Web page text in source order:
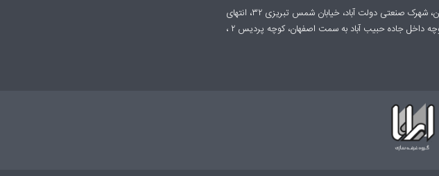
چاپخانه : اصفهان، شهرک صنعتی دولت آباد، خیابان شمس تبریزی ۳۲، انتهای
خیابان، اولین کوچه داخل جاده حبیب آباد به سمت اصفهان، کوچه پردیس ۲ ،